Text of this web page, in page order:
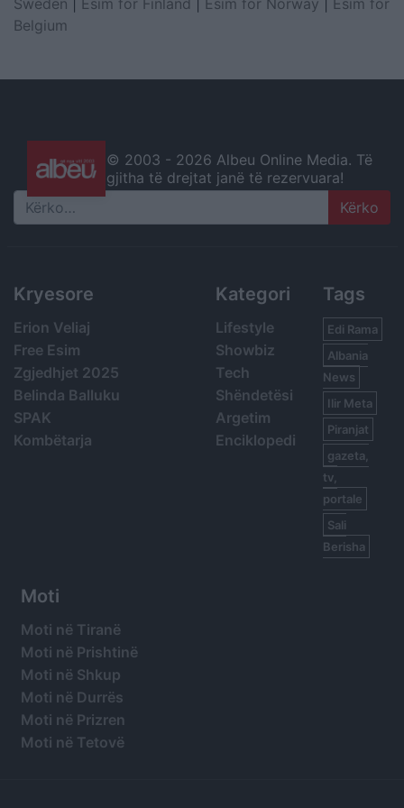
Belgium
© 2003 - 2026 Albeu Online Media. Të
gjitha të drejtat janë të rezervuara!
Search
Kryesore
Erion Veliaj
Free Esim
Zgjedhjet 2025
Belinda Balluku
SPAK
Kombëtarja
Kategori
Lifestyle
Showbiz
Tech
Shëndetësi
Argetim
Enciklopedi
Tags
Edi Rama
Albania
News
Ilir Meta
Piranjat
gazeta,
tv,
portale
Sali
Berisha
Moti
Moti në Tiranë
Moti në Prishtinë
Moti në Shkup
Moti në Durrës
Moti në Prizren
Moti në Tetovë